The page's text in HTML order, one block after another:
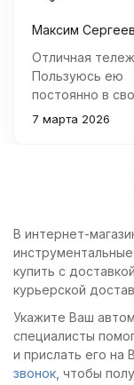
Максим Сергеев
Отличная
Пользуюсь ею
постоянно в
мастерской –
размеров.
перемещается
загрузке.
7 марта 2026
В интернет-
купить с
курьерской
Укажите Ваш
специалисты
и прислать его на
звонок , чтобы